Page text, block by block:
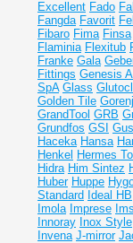
Excellent Fado
Fangda Favorit
Fibaro Fima Finsa
Flaminia Flexitub
Franke Gala
Fittings Genesis
SpA Glass
Golden Tile
GrandTool GRB
Grundfos GSI
Haceka Hansa
Henkel Hermes
Hidra Him Sintez
Huber Huppe
Standard Ideal НВ
Imola Imprese
Innoray Inox Style
Invena J-mirror